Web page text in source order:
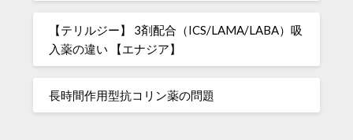
【テリルジー】 3剤配合（ICS/LAMA/LABA）吸
入薬の違い 【エナジア】
長時間作用型抗コリン薬の問題